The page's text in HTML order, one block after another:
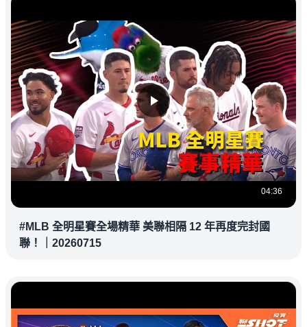
04:36
#MLB 全明星賽全場精華 美聯相隔 12 年再度完封國
聯！｜20260715